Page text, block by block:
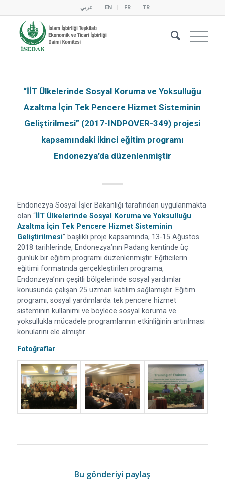
عربي EN FR TR
“İİT Ülkelerinde Sosyal Koruma ve Yoksulluğu
Azaltma İçin Tek Pencere Hizmet Sisteminin
Geliştirilmesi” (2017-INDPOVER-349) projesi
kapsamındaki ikinci eğitim programı
Endonezya’da düzenlenmiştir
Endonezya Sosyal İşler Bakanlığı tarafından uygulanmakta
olan “İİT Ülkelerinde Sosyal Koruma ve Yoksulluğu
Azaltma İçin Tek Pencere Hizmet Sisteminin
Geliştirilmesi” başlıklı proje kapsamında, 13-15 Ağustos
2018 tarihlerinde, Endonezya’nın Padang kentinde üç
günlük bir eğitim programı düzenlenmiştir. Eğiticilerin
eğitimi formatında gerçekleştirilen programa,
Endonzeya’nın çeşitli bölgelerinde sosyal yardımlar
konusunda çalışan 25 uzman katılım sağlamıştır. Eğitim
programı, sosyal yardımlarda tek pencere hizmet
sisteminin kullanımı ve böylece sosyal koruma ve
yoksullukla mücadele programlarının etkinliğinin artırılması
konularını ele almıştır.
Fotoğraflar
Bu gönderiyi paylaş